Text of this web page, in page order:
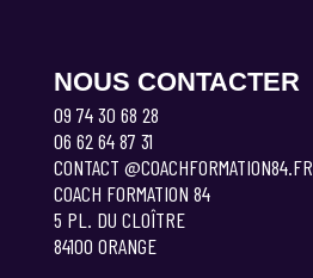
NOUS CONTACTER
09 74 30 68 28
06 62 64 87 31
CONTACT @COACHFORMATION84.FR
COACH FORMATION 84
5 PL. DU CLOÎTRE
84100 ORANGE